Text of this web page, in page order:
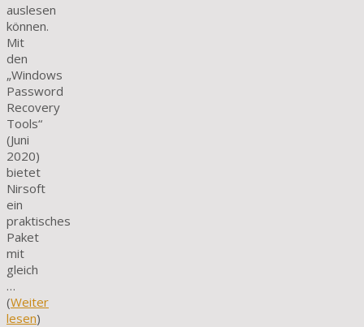
auslesen
können.
Mit
den
„Windows
Password
Recovery
Tools“
(Juni
2020)
bietet
Nirsoft
ein
praktisches
Paket
mit
gleich
…
(Weiter
lesen)